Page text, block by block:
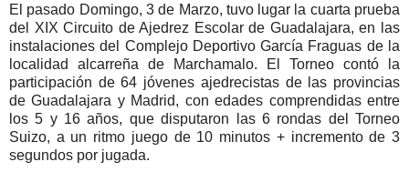
El pasado Domingo, 3 de Marzo, tuvo lugar la cuarta prueba
del XIX Circuito de Ajedrez Escolar de Guadalajara, en las
instalaciones del Complejo Deportivo García Fraguas de la
localidad alcarreña de Marchamalo. El Torneo contó la
participación de 64 jóvenes ajedrecistas de las provincias
de Guadalajara y Madrid, con edades comprendidas entre
los 5 y 16 años, que disputaron las 6 rondas del Torneo
Suizo, a un ritmo juego de 10 minutos + incremento de 3
segundos por jugada.